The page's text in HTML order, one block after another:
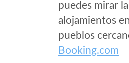
puedes mirar
alojamientos
pueblos
Booking.com